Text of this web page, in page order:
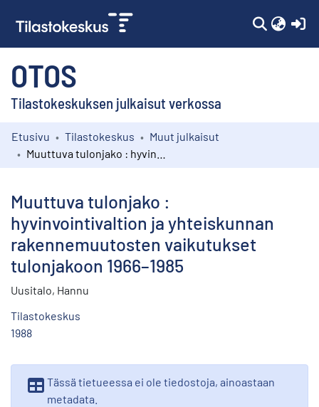
OTOS
Tilastokeskuksen julkaisut verkossa
Kokoelmat
Etusivu Tilastokeskus
Muut julkaisut
Muuttuva tulonjako :
hyvinvointivaltion ja yhteiskunnan
rakennemuutosten vaikutukset
tulonjakoon 1966–1985
Uusitalo, Hannu
Tilastokeskus
1988
Tässä tietueessa ei ole tiedostoja, ainoastaan
metadata.